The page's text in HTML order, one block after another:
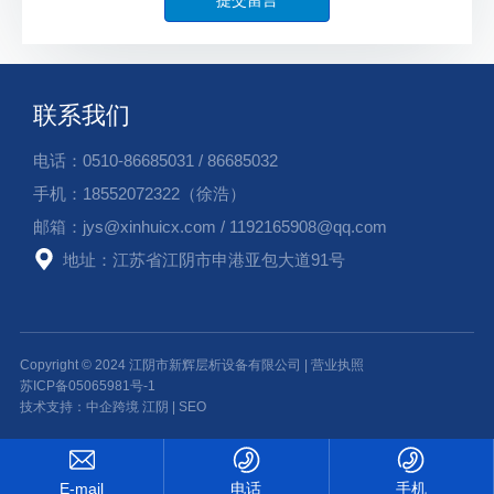
联系我们
电话：0510-86685031 /86685032
手机： 18552072322 （徐浩）
邮箱： jys@xinhuicx.com / 1192165908@qq.com
地址：江苏省江阴市申港亚包大道91号
Copyright © 2024 江阴市新辉层析设备有限公司 | 营业执照
苏ICP备05065981号-1
技术支持：中企跨境 江阴 | SEO
电话 手机